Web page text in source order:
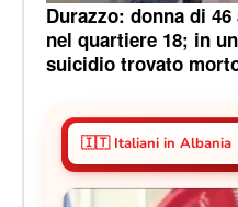
Durazzo: donna di
nel quartiere 18; in
suicidio trovato
🇮🇹 Italiani in Albania